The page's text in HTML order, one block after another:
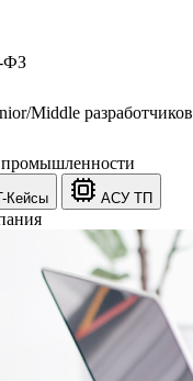
ФЗ
Middle разработчиков
Кейсы АСУ ТП